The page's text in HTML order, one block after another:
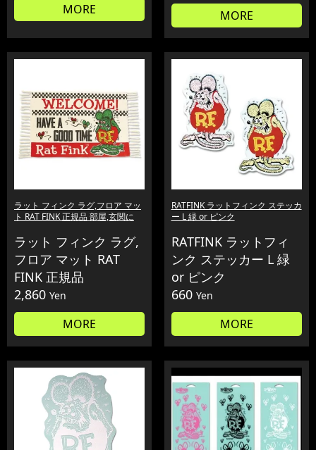
MORE MORE
ラット フィンク ラグ,フロア マッ
ト RAT FINK 正規品 部屋,玄関に
ラット フィンク ラグ,
フロア マット RAT
FINK 正規品
2,860 Yen
MORE
RATFINK ラットフィンク ステッカ
ー L 緑 or ピンク
RATFINK ラットフィ
ンク ステッカー L 緑
or ピンク
660 Yen
MORE